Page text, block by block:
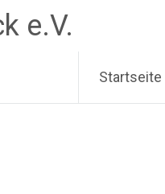
e.V.
Startseite